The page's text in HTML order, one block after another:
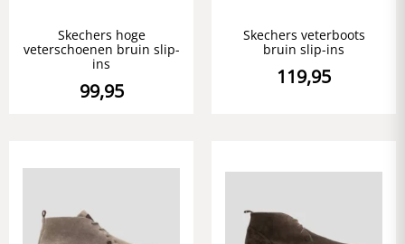
Skechers hoge
veterschoenen bruin slip-
ins
99,95
Skechers veterboots
bruin slip-ins
119,95